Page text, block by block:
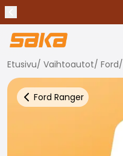
Lopeta ilmoitukset
✕
Etusivu/ Vaihtoautot/ Ford/
Ford Ranger
Takaisin autoihin